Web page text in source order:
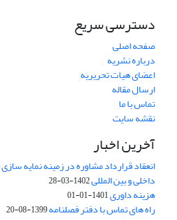
دسترسی سریع
صفحه اصلی
درباره نشریه
اعضای هیات تحریریه
ارسال مقاله
تماس با ما
نقشه سایت
آخرین اخبار
انعقاد قرارداد مشاوره در زمینه نمایه
داخلی و بین المللی1402-03-28
هزینه داوری1401-01-01
راه های تماس با دفتر فصلنامه1399-08-20